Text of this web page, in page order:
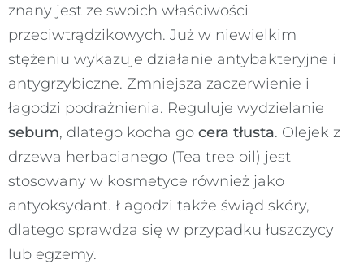
znany jest ze swoich właściwości
przeciwtrądzikowych. Już w niewielkim
stężeniu wykazuje działanie antybakteryjne i
antygrzybiczne. Zmniejsza zaczerwienie i
łagodzi podrażnienia. Reguluje wydzielanie
sebum, dlatego kocha go cera tłusta. Olejek z
drzewa herbacianego (Tea tree oil) jest
stosowany w kosmetyce również jako
antyoksydant. Łagodzi także świąd skóry,
dlatego sprawdza się w przypadku łuszczycy
lub egzemy.